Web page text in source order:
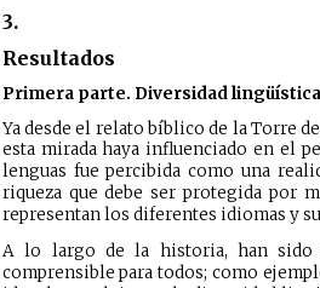
3.
Resultados
Primera parte. Diversidad lingüística
Ya desde el relato bíblico de la Torre
esta mirada haya influenciado en el
lenguas fue percibida como una
riqueza que debe ser protegida por
representan los diferentes idiomas y
A lo largo de la historia, han sido
comprensible para todos; como